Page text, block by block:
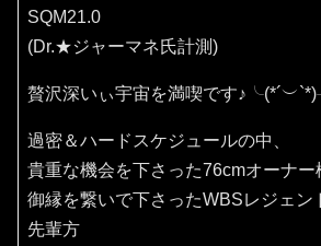
SQM21.0
(Dr.★ジャーマネ氏計測)
贅沢深いぃ宇宙を満喫です
過密＆ハードスケジュールの中、
貴重な機会を下さった76cmオーナー
御縁を繋いで下さったWBSレジェン
先輩方